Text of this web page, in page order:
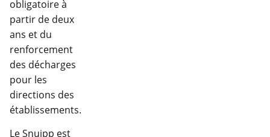
obligatoire à
partir de deux
ans et du
renforcement
des décharges
pour les
directions des
établissements.
Le Snuipp est